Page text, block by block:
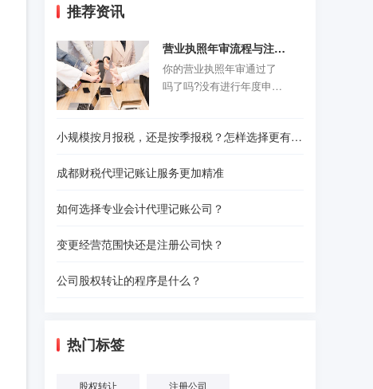
推荐资讯
营业执照年审流程与注意事项
你的营业执照年审通过了
吗了吗?没有进行年度申报
取消，改为企业年度报告
公示时间是每年的1月1日-6
位创业者们准备了一份操
悉怎样操作的人作为参
小规模按月报税，还是按季报税？怎样选择更有利？
成都财税代理记账让服务更加精准
如何选择专业会计代理记账公司？
变更经营范围快还是注册公司快？
公司股权转让的程序是什么？
热门标签
股权转让 注册公司